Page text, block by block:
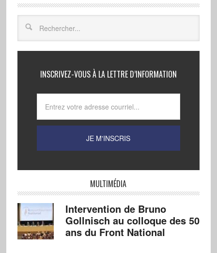
INSCRIVEZ-VOUS À LA LETTRE D’INFORMATION
MULTIMÉDIA
Intervention de Bruno
Gollnisch au colloque des 50
ans du Front National